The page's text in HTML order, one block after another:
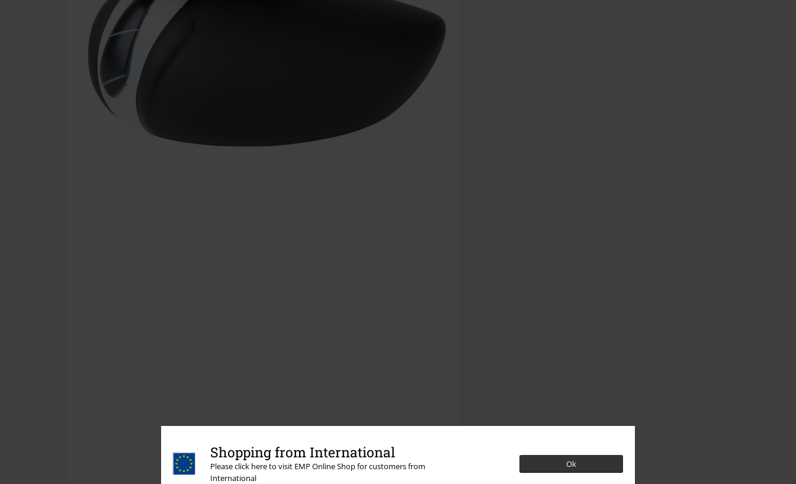
Shopping from International
Please click here to visit EMP Online Shop for customers from
International
Ok